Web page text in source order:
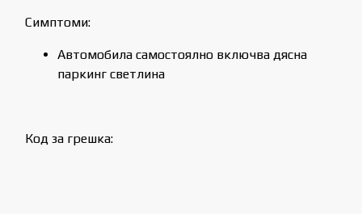
Симптоми:
Автомобила самостоялно включва дясна
паркинг светлина
Код за грешка: